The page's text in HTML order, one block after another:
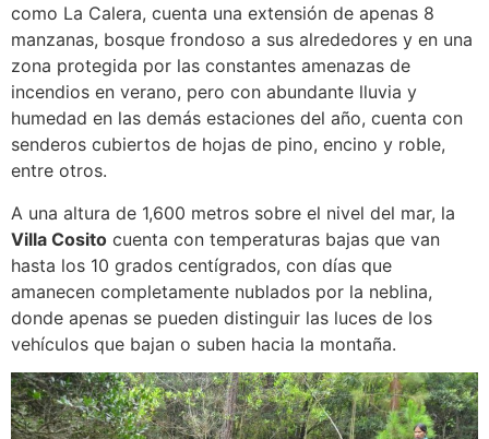
como La Calera, cuenta una extensión de apenas 8
manzanas, bosque frondoso a sus alrededores y en una
zona protegida por las constantes amenazas de
incendios en verano, pero con abundante lluvia y
humedad en las demás estaciones del año, cuenta con
senderos cubiertos de hojas de pino, encino y roble,
entre otros.
A una altura de 1,600 metros sobre el nivel del mar, la
Villa Cosito cuenta con temperaturas bajas que van
hasta los 10 grados centígrados, con días que
amanecen completamente nublados por la neblina,
donde apenas se pueden distinguir las luces de los
vehículos que bajan o suben hacia la montaña.